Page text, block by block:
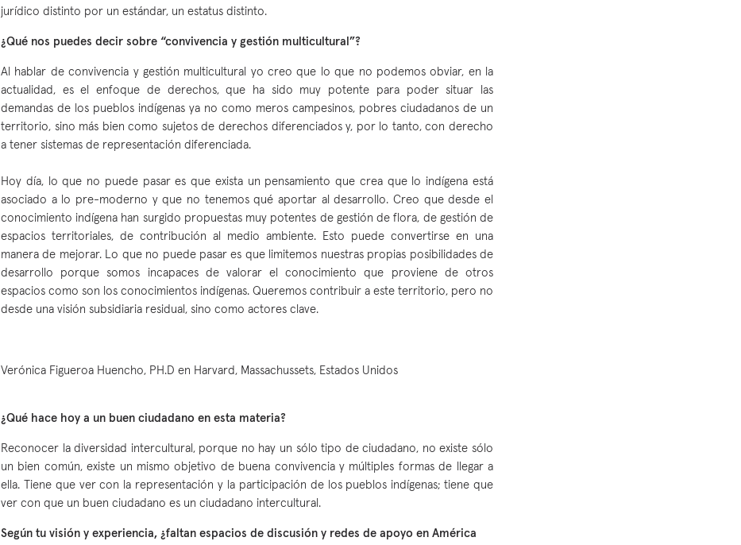
jurídico distinto por un estándar, un estatus distinto.
¿Qué nos puedes decir sobre “convivencia y gestión multicultural”?
Al hablar de convivencia y gestión multicultural yo creo que lo que no podemos obviar, en la
actualidad, es el enfoque de derechos, que ha sido muy potente para poder situar las
demandas de los pueblos indígenas ya no como meros campesinos, pobres ciudadanos de un
territorio, sino más bien como sujetos de derechos diferenciados y, por lo tanto, con derecho
a tener sistemas de representación diferenciada.
Hoy día, lo que no puede pasar es que exista un pensamiento que crea que lo indígena está
asociado a lo pre-moderno y que no tenemos qué aportar al desarrollo. Creo que desde el
conocimiento indígena han surgido propuestas muy potentes de gestión de flora, de gestión de
espacios territoriales, de contribución al medio ambiente. Esto puede convertirse en una
manera de mejorar. Lo que no puede pasar es que limitemos nuestras propias posibilidades de
desarrollo porque somos incapaces de valorar el conocimiento que proviene de otros
espacios como son los conocimientos indígenas. Queremos contribuir a este territorio, pero no
desde una visión subsidiaria residual, sino como actores clave.
Verónica Figueroa Huencho, PH.D en Harvard, Massachussets, Estados Unidos
¿Qué hace hoy a un buen ciudadano en esta materia?
Reconocer la diversidad intercultural, porque no hay un sólo tipo de ciudadano, no existe sólo
un bien común, existe un mismo objetivo de buena convivencia y múltiples formas de llegar a
ella. Tiene que ver con la representación y la participación de los pueblos indígenas; tiene que
ver con que un buen ciudadano es un ciudadano intercultural.
Según tu visión y experiencia, ¿faltan espacios de discusión y redes de apoyo en América